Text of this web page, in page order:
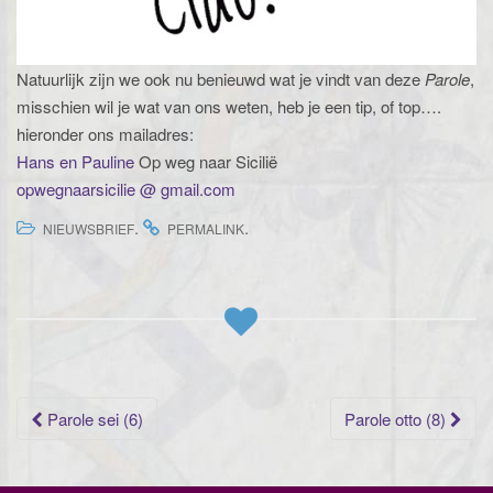
Natuurlijk zijn we ook nu benieuwd wat je vindt van deze Parole,
misschien wil je wat van ons weten, heb je een tip, of top….
hieronder ons mailadres:
Hans en PaulineOp weg naar Sicilië
opwegnaarsicilie @ gmail.com
NIEUWSBRIEF. PERMALINK.
Berichtnavigatie
Parole sei (6) Parole otto (8)